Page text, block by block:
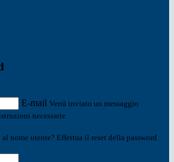
E-mail Verrà inviato un messaggio
necessarie.
nome utente? Effettua il reset della password